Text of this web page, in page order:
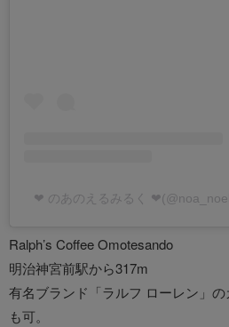
❤︎ のあのえるみるく
Ralph’s Coffee Omotesando
明治神宮前駅から317m
有名ブランド「ラルフ ローレン」
も可。